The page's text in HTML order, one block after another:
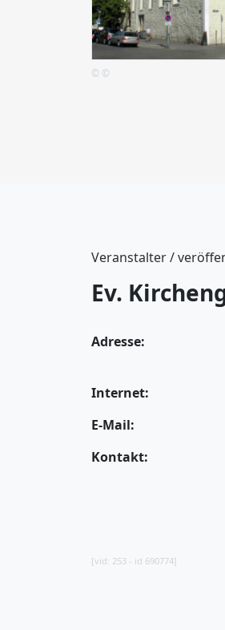
© ©
Veranstalter /
Ev.
Adresse:
Internet:
E-Mail:
Kontakt:
[vid: 253 - id 690774]